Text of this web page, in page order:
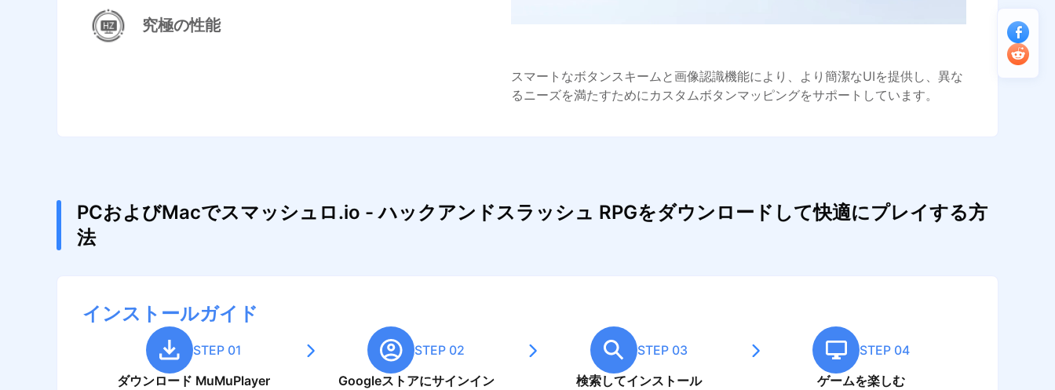
究極の性能
スマートなボタンスキームと画像認識機能により、より簡潔なUIを提供し、異な
るニーズを満たすためにカスタムボタンマッピングをサポートしています。
PCおよびMacでスマッシュロ.io - ハックアンドスラッシュ RPGをダウンロードして快適にプレイする方
法
インストールガイド
STEP 01
ダウンロード MuMuPlayer
STEP 02
Googleストアにサインイン
STEP 03
検索してインストール
STEP 04
ゲームを楽しむ